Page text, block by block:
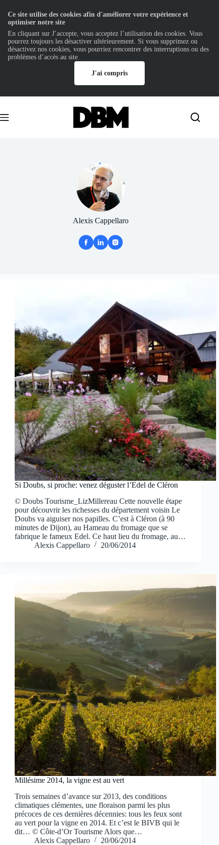
contenu
Alexis Cappellaro
Si Doubs, si proche: venez déguster l’Edel de Cléron
© Doubs Tourisme_LizMillereau Cette nouvelle étape
pour découvrir les richesses du département voisin Le
Doubs va aiguiser nos papilles. C’est à Cléron (à 90
minutes de Dijon), au Hameau du fromage que se
fabrique le fameux Edel. Ce haut lieu du fromage, au…
Alexis Cappellaro
20/06/2014
Millésime 2014, la vigne est au vert
Trois semaines d’avance sur 2013, des conditions
climatiques clémentes, une floraison parmi les plus
précoces de ces dernières décennies: tous les feux sont
au vert pour la vigne en 2014. Et c’est le BIVB qui le
dit… © Côte-d’Or Tourisme Alors que…
Alexis Cappellaro
20/06/2014
Ce site utilise des cookies afin d'améliorer votre expérience et
optimiser notre site
En cliquant sur J’accepte, vous acceptez l’utilisation des cookies. Vous
pourrez toujours les désactiver ultérieurement. Si vous supprimez ou
désactivez nos cookies, vous pourriez rencontrer des interruptions ou des
problèmes d’accès au site.
J'ai compris